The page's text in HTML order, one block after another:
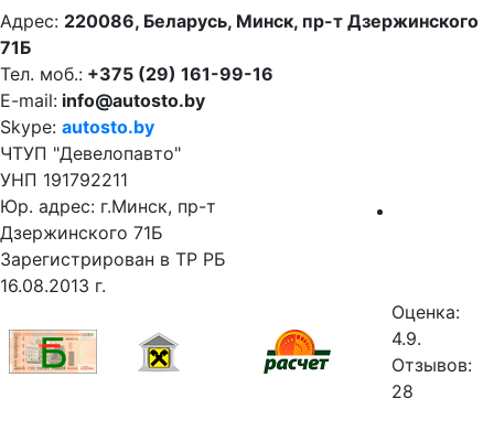
Адрес: 220086, Беларусь, Минск, пр-т Дзержинского
71Б
Тел. моб.: +375 (29) 161-99-16
E-mail: info@autosto.by
Skype: autosto.by
ЧТУП "Девелопавто"
УНП 191792211
Юр. адрес: г.Минск, пр-т
Дзержинского 71Б
Зарегистрирован в ТР РБ
16.08.2013 г.
Оценка:
4.9.
Отзывов:
28